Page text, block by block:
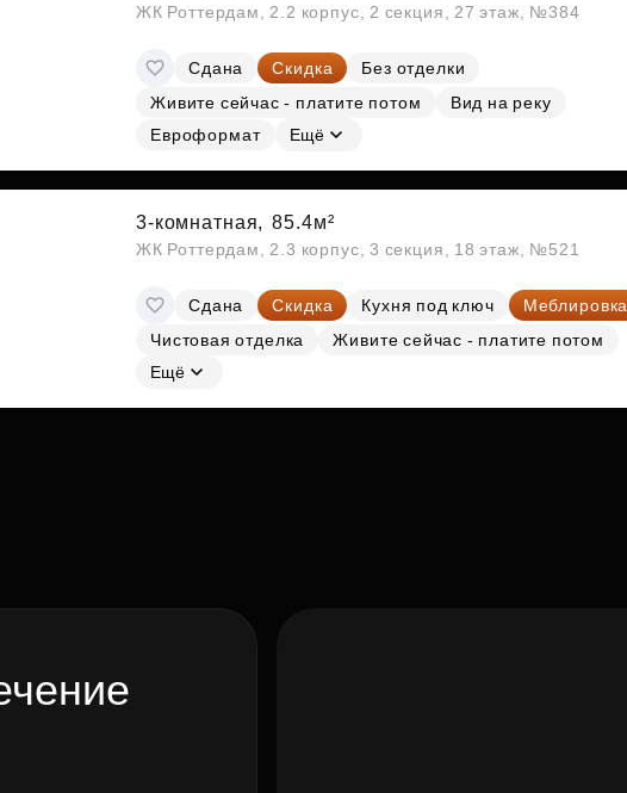
ЖК Роттердам, 2.2 корпус, 2 секция, 27 этаж, №384
Сдана Скидка
Без отделки
Живите сейчас - платите потом
Вид на реку
Евроформат
Ещё
3-комнатная, 85.4м²
ЖК Роттердам, 2.3 корпус, 3 секция, 18 этаж, №521
Сдана Скидка Кухня под ключ
Меблировка
Чистовая отделка
Живите сейчас - платите потом
Ещё